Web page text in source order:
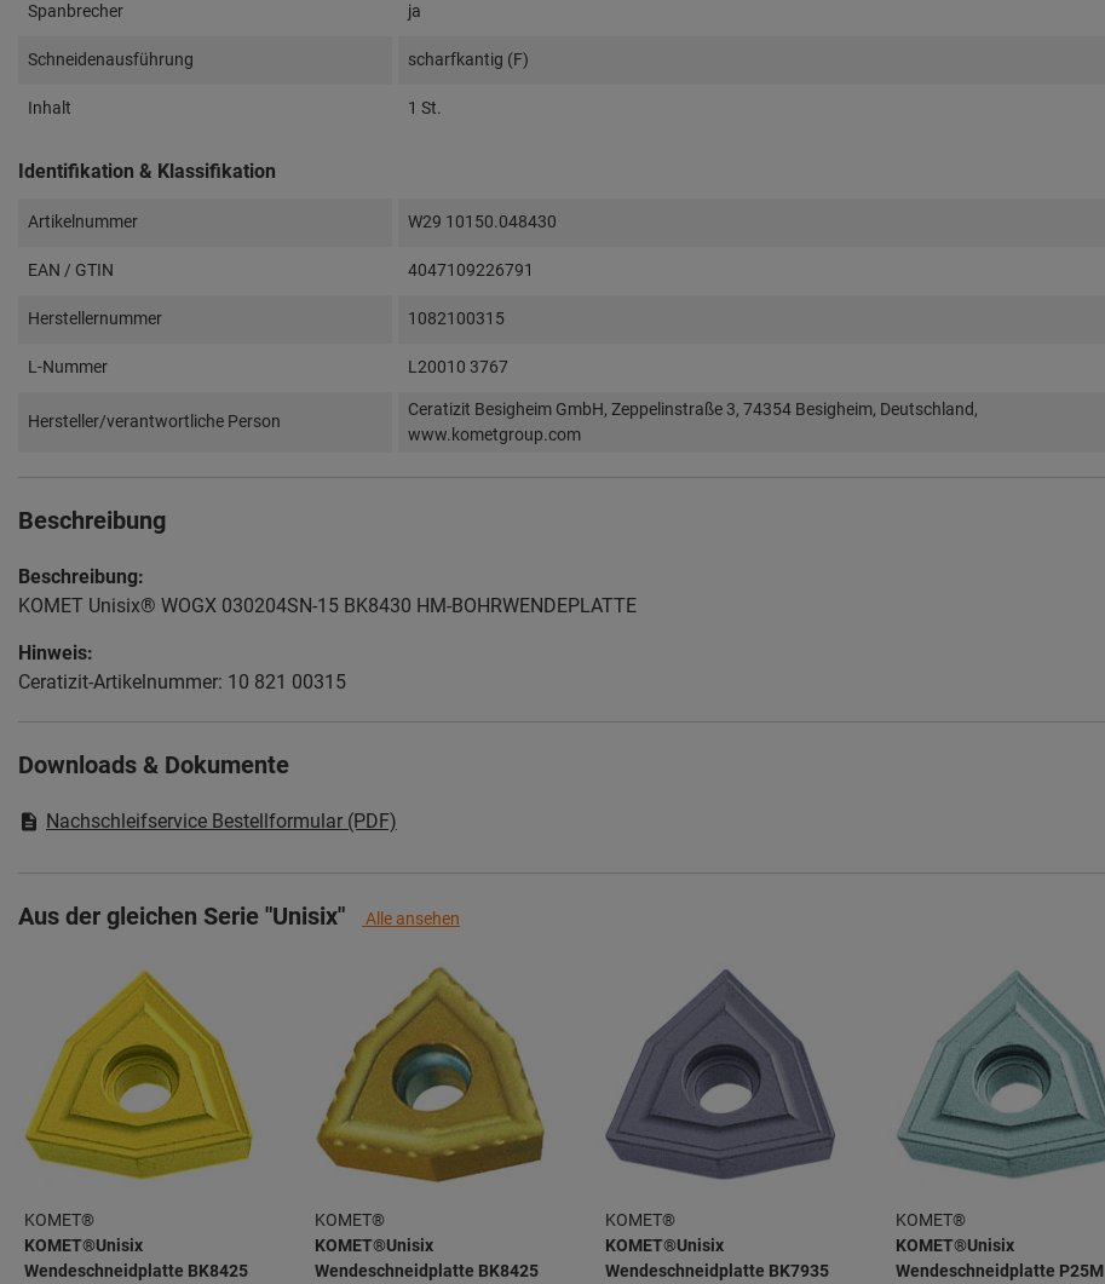
Spanbrecher ja
Schneidenausführung scharfkantig (F)
Inhalt 1 St.
Identifikation & Klassifikation
Artikelnummer W29 10150.048430
EAN / GTIN 4047109226791
Herstellernummer 1082100315
L-Nummer L20010 3767
Hersteller/verantwortliche Person
Ceratizit Besigheim GmbH, Zeppelinstraße 3, 74354 Besigheim, Deutschland,
www.kometgroup.com
Beschreibung
Beschreibung:
KOMET Unisix® WOGX 030204SN-15 BK8430 HM-BOHRWENDEPLATTE
Hinweis:
Ceratizit-Artikelnummer: 10 821 00315
Downloads & Dokumente
Nachschleifservice Bestellformular (PDF)
Aus der gleichen Serie "Unisix" Alle ansehen
KOMET®
KOMET®Unisix
Wendeschneidplatte BK8425
KOMET®
KOMET®Unisix
Wendeschneidplatte BK8425
KOMET®
KOMET®Unisix
Wendeschneidplatte BK7935
KOMET®
KOMET®Unisix
Wendeschneidplatte P25M